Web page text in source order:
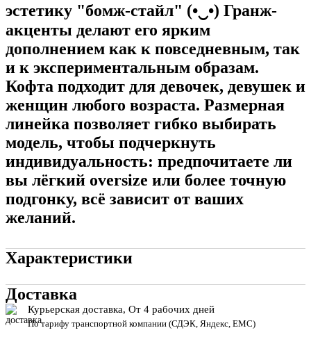
эстетику "бомж-стайл" (•‿•) Гранж-
акценты делают его ярким
дополнением как к повседневным, так
и к экспериментальным образам.
Кофта подходит для девочек, девушек и
женщин любого возраста. Размерная
линейка позволяет гибко выбирать
модель, чтобы подчеркнуть
индивидуальность: предпочитаете ли
вы лёгкий oversize или более точную
подгонку, всё зависит от ваших
желаний.
Характеристики
Доставка
Курьерская доставка, От 4 рабочих дней
По тарифу транспортной компании (СДЭК, Яндекс, ЕМС)